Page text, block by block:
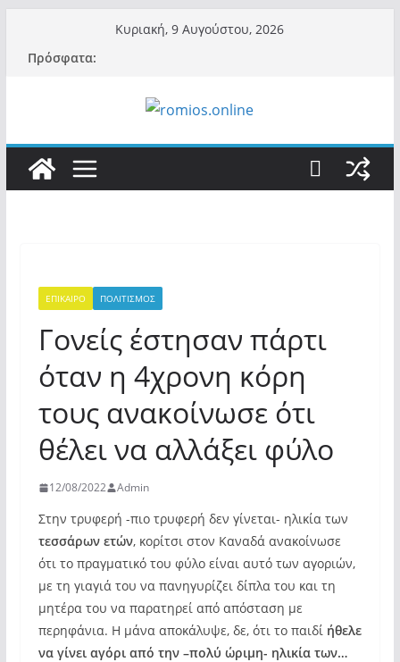
περιεχόμενο
Κυριακή, 9 Αυγούστου, 2026
Πρόσφατα:
ΕΠΙΚΑΙΡΟ ΠΟΛΙΤΙΣΜΟΣ
Γονείς έστησαν πάρτι
όταν η 4χρονη κόρη
τους ανακοίνωσε ότι
θέλει να αλλάξει φύλο
12/08/2022 Admin
Στην τρυφερή -πιο τρυφερή δεν γίνεται- ηλικία των
τεσσάρων ετών, κορίτσι στον Καναδά ανακοίνωσε
ότι το πραγματικό του φύλο είναι αυτό των αγοριών,
με τη γιαγιά του να πανηγυρίζει δίπλα του και τη
μητέρα του να παρατηρεί από απόσταση με
περηφάνια. Η μάνα αποκάλυψε, δε, ότι το παιδί ήθελε
να γίνει αγόρι από την –πολύ ώριμη- ηλικία των…